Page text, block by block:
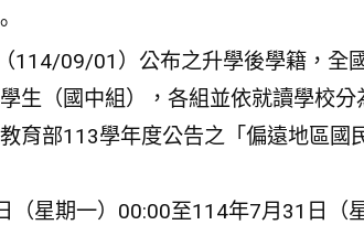
114/09/01）公布之升學後學籍，全
生（國中組），各組並依就讀學校
育部113學年度公告之「偏遠地區國
（星期一）00:00至114年7月31日（